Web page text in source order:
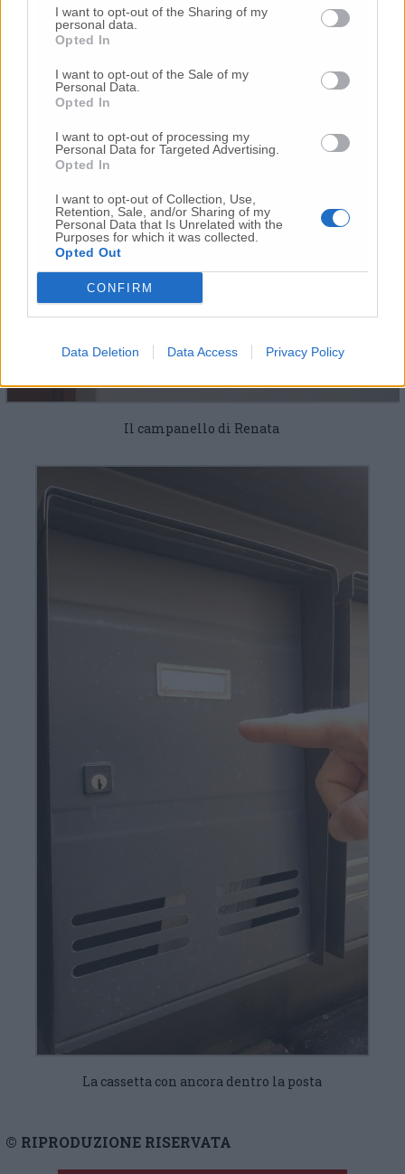
I want to opt-out of the Sharing of my
personal data.
Opted In
I want to opt-out of the Sale of my
Personal Data.
Opted In
I want to opt-out of processing my
Personal Data for Targeted Advertising.
Opted In
I want to opt-out of Collection, Use,
Retention, Sale, and/or Sharing of my
Personal Data that Is Unrelated with the
Purposes for which it was collected.
Opted Out
CONFIRM
Data Deletion Data Access Privacy Policy
Gaetano Curri
Il campanello di Renata
La cassetta con ancora dentro la posta
© RIPRODUZIONE RISERVATA